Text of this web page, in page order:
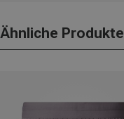
Ähnliche Produkte